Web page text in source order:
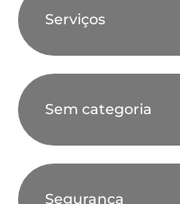
Serviços
Sem categoria
Segurança